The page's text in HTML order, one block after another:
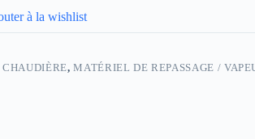
à la wishlist
CHAUDIÈRE,MATÉRIEL DE REPASSAGE /